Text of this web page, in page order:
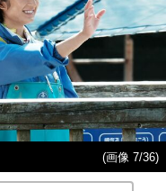
(画像 7/36)